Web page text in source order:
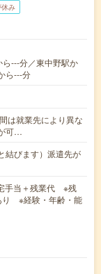
み
---分／東中野駅か
ら---分
は就業先により異な
可…
結びます）派遣先が
手当＋残業代 ※残
り ※経験・年齢・能